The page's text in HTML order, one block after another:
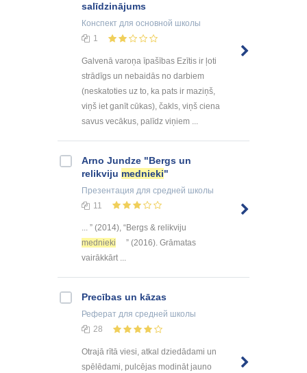
salīdzinājums
Конспект для основной школы
1
Galvenā varoņa īpašības Ezītis ir ļoti
strādīgs un nebaidās no darbiem
(neskatoties uz to, ka pats ir maziņš,
viņš iet ganīt cūkas), čakls, viņš ciena
savus vecākus, palīdz viņiem ...
Arno Jundze "Bergs un
relikviju mednieki"
Презентация для средней школы
11
... ” (2014), “Bergs & relikviju
mednieki
” (2016). Grāmatas
vairākkārt ...
Precības un kāzas
Реферат для средней школы
28
Otrajā rītā viesi, atkal dziedādami un
spēlēdami, pulcējas modināt jauno